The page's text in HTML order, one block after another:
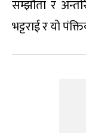
सम्झौता र
भट्टराई र यो